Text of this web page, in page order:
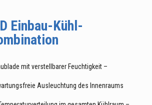
Einbau-Kühl-
mit verstellbarer Feuchtigkeit –
Ausleuchtung des Innenraums